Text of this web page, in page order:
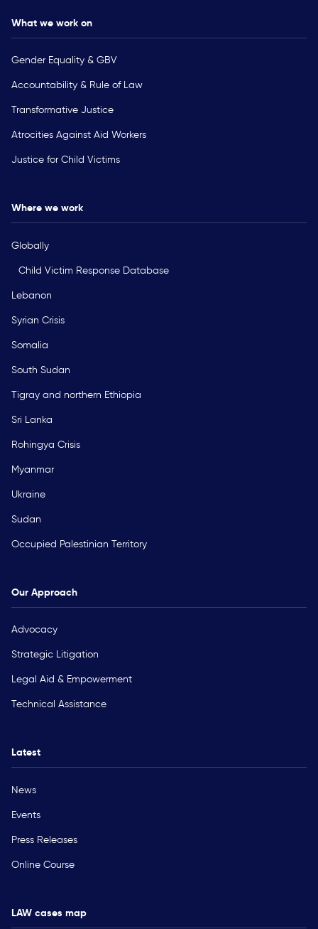
What we work on
Gender Equality & GBV
Accountability & Rule of Law
Transformative Justice
Atrocities Against Aid Workers
Justice for Child Victims
Where we work
Globally
Child Victim Response Database
Lebanon
Syrian Crisis
Somalia
South Sudan
Tigray and northern Ethiopia
Sri Lanka
Rohingya Crisis
Myanmar
Ukraine
Sudan
Occupied Palestinian Territory
Our Approach
Advocacy
Strategic Litigation
Legal Aid & Empowerment
Technical Assistance
Latest
News
Events
Press Releases
Online Course
LAW cases map